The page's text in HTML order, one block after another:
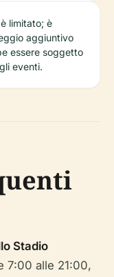
limitato; è
aggiuntivo
essere soggetto
eventi.
Stadio
7:00 alle 21:00,